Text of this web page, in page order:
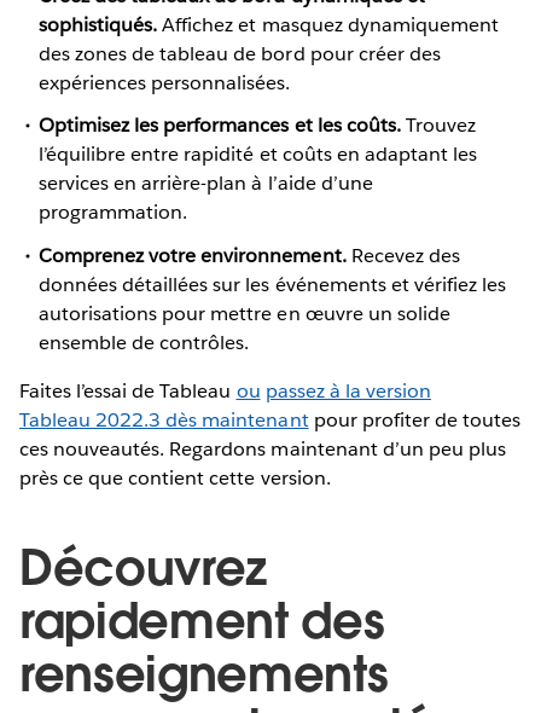
sophistiqués.Affichez et masquez dynamiquement
des zones de tableau de bord pour créer des
expériences personnalisées.
Optimisez les performances et les coûts.Trouvez
l’équilibre entre rapidité et coûts en adaptant les
services en arrière-plan à l’aide d’une
programmation.
Comprenez votre environnement. Recevez des
données détaillées sur les événements et vérifiez les
autorisations pour mettre en œuvre un solide
ensemble de contrôles.
Faites l’essai de Tableau ou passez à la version
Tableau 2022.3 dès maintenantpour profiter de toutes
ces nouveautés. Regardons maintenant d’un peu plus
près ce que contient cette version.
Découvrez
rapidement des
renseignements